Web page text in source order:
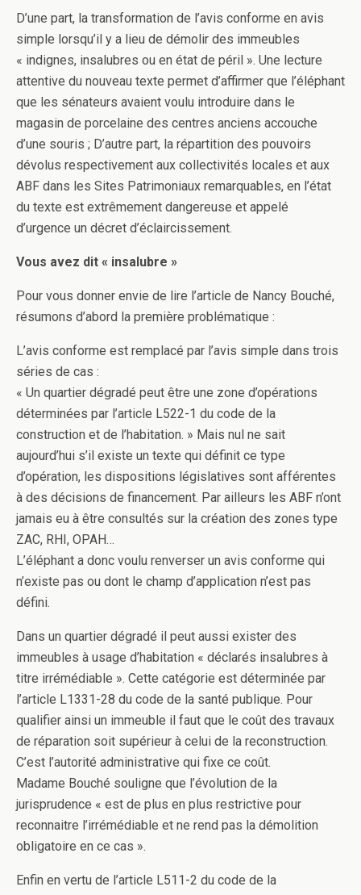
D’une part, la transformation de l’avis conforme en avis
simple lorsqu’il y a lieu de démolir des immeubles
« indignes, insalubres ou en état de péril ». Une lecture
attentive du nouveau texte permet d’affirmer que l’éléphant
que les sénateurs avaient voulu introduire dans le
magasin de porcelaine des centres anciens accouche
d’une souris ; D’autre part, la répartition des pouvoirs
dévolus respectivement aux collectivités locales et aux
ABF dans les Sites Patrimoniaux remarquables, en l’état
du texte est extrêmement dangereuse et appelé
d’urgence un décret d’éclaircissement.
Vous avez dit « insalubre »
Pour vous donner envie de lire l’article de Nancy Bouché,
résumons d’abord la première problématique :
L’avis conforme est remplacé par l’avis simple dans trois
séries de cas :
« Un quartier dégradé peut être une zone d’opérations
déterminées par l’article L522-1 du code de la
construction et de l’habitation. » Mais nul ne sait
aujourd’hui s’il existe un texte qui définit ce type
d’opération, les dispositions législatives sont afférentes
à des décisions de financement. Par ailleurs les ABF n’ont
jamais eu à être consultés sur la création des zones type
ZAC, RHI, OPAH…
L’éléphant a donc voulu renverser un avis conforme qui
n’existe pas ou dont le champ d’application n’est pas
défini.
Dans un quartier dégradé il peut aussi exister des
immeubles à usage d’habitation « déclarés insalubres à
titre irrémédiable ». Cette catégorie est déterminée par
l’article L1331-28 du code de la santé publique. Pour
qualifier ainsi un immeuble il faut que le coût des travaux
de réparation soit supérieur à celui de la reconstruction.
C’est l’autorité administrative qui fixe ce coût.
Madame Bouché souligne que l’évolution de la
jurisprudence « est de plus en plus restrictive pour
reconnaitre l’irrémédiable et ne rend pas la démolition
obligatoire en ce cas ».
Enfin en vertu de l’article L511-2 du code de la